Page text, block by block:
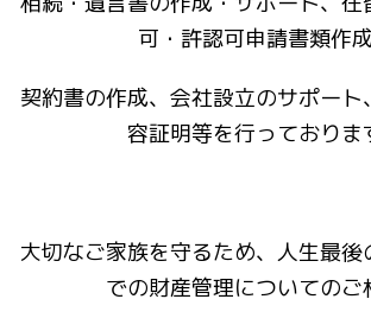
可・許認可申請書類作成
契約書の作成、会社設立のサポート
容証明等を行っておりま
大切なご家族を守るため、人生最後
での財産管理についてのご